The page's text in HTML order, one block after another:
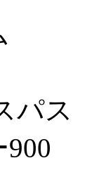
パス